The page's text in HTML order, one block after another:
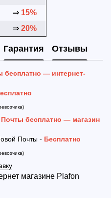
⇒ 15%
⇒ 20%
Гарантия Отзывы
Почты - Бесплатно